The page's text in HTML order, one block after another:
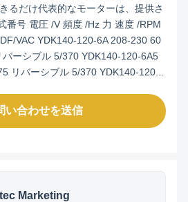
るだけ代表的なモーターは、提供さ
番号 電圧 /V 頻度 /Hz 力 速度 /RPM
VAC YDK140-120-6A 208-230 60
ーシブル 5/370 YDK140-120-6A5
リバーシブル 5/370 YDK140-120...
い合わせを送信
Marketing